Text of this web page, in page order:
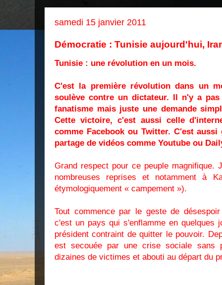
samedi 15 janvier 2011
Démocratie : Tunisie aujourd'hui,
Tunisie : une révolution en un mois.
C'est la première révolution dans un
soulève contre un dictateur. Il n'y a
fanatisme mais juste une demande
Cette victoire, c'est aussi celle
comme Facebook ou Twitter. C'est
partage de vidéos comme Youtube ou
Grand respect pour ce peuple
nombreuses reprises et notamment à
étymologiquement « campement »).
Tout commence par le geste de
c'est un pays qui s'enflamme en quelques
président contraint de quitter le pouvoir.
est secouée par une crise sociale sans
dizaines de victimes et abouti au départ du